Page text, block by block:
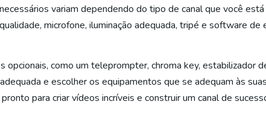
variam dependendo do tipo de canal que você
microfone, iluminação adequada, tripé e software de
como um teleprompter, chroma key, estabilizador
e escolher os equipamentos que se adequam às
para criar vídeos incríveis e construir um canal de